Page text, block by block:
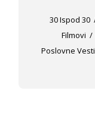
30 Ispod 30
Filmovi
Poslovne Vesti